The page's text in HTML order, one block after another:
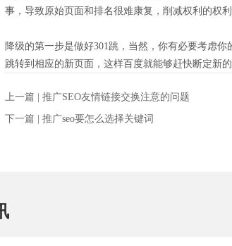
事，导致原始页面和排名很难康复，削减权利的权利
降级的第一步是做好301跳，当然，你有必要考虑
跳转到相应的新页面，这样百度就能够赶快断定新的
上一篇 | 推广SEO友情链接交换注意的问题
下一篇 | 推广seo要怎么选择关键词